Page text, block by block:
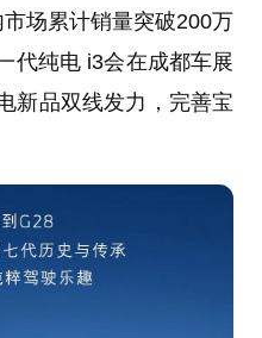
场累计销量突破200万
代纯电 i3会在成都车展
新品双线发力，完善宝